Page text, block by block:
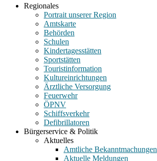
Regionales
Portrait unserer Region
Amtskarte
Behörden
Schulen
Kindertagesstätten
Sportstätten
Touristinformation
Kultureinrichtungen
Ärztliche Versorgung
Feuerwehr
ÖPNV
Schiffsverkehr
Defibrillatoren
Bürgerservice & Politik
Aktuelles
Amtliche Bekanntmachungen
Aktuelle Meldungen